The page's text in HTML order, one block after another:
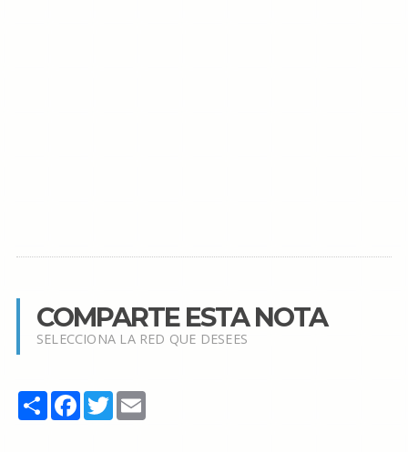
COMPARTE ESTA NOTA
SELECCIONA LA RED QUE DESEES
Share Facebook
TwitterEmail